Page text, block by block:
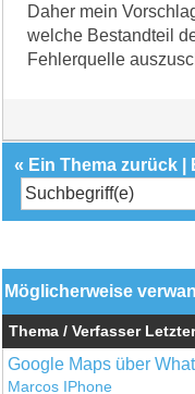
Daher mein
welche Bestandteil
Fehlerquelle
« Ein Thema zurück
Möglicherweise
Thema / Verfasser
Google Maps über
Marcos IPhone